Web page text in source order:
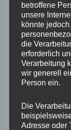
schon schwer
Betroffene dort
Unwissenheit
verabreichten,
Problemen und
Patricia
betroffene
unsere
könnte
die
erforderlich
Verarbeitung
wir generell
Person ein.
Die
Adresse oder